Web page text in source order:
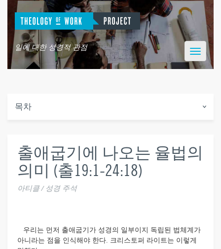
일에 대한 성경적 관점
Toggle
목차
출애굽기에 나오는 율법의
의미 (출19:1-24:18)
아티클 / 성경 주석
우리는 먼저 출애굽기가 성경의 일부이지 독립된 법체계가
아니라는 점을 인식해야 한다. 크리스토퍼 라이트는 이렇게